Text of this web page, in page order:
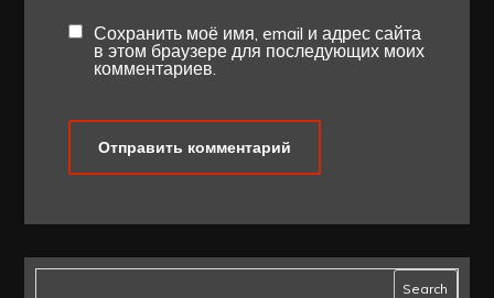
Сохранить моё имя, email и адрес сайта
в этом браузере для последующих моих
комментариев.
Search